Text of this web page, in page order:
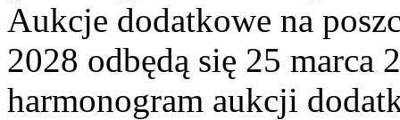
Aukcje dodatkowe na
2028 odbędą się 25 marca
harmonogram aukcji